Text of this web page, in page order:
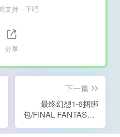
支持一下吧
分享
下一篇
最终幻想1-6捆绑
包/FINAL FANTASY I-
VI BUNDLE